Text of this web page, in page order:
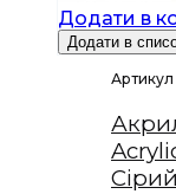
Додати в
Додати в
Артикул